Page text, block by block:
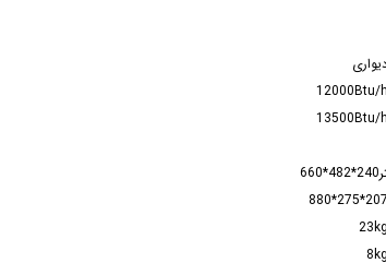
12000Btu/h
13500Btu/h
240*482*660
207*275*880
23kg
8kg